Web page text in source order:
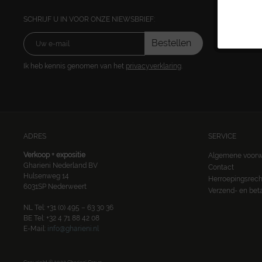
SCHRIJF U IN VOOR ONZE NIEWSBRIEF:
Bestellen
Ik heb kennis genomen van het privacyverklaring
ADRES
Verkoop + expositie
Gharieni Nederland BV
Hulsenweg 14
6031SP Nederweert
NL Tel: +31 (0) 495 – 63 30 36
BE Tel: +32 4 71 88 42 08
E-Mail: info@gharieni.nl
SERVICE
Algemene
Contact
Verzend- en